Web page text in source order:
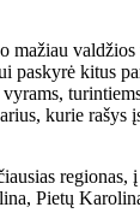
mažiau
paskyrė kitus
kurie rašys
regionas,
Pietų